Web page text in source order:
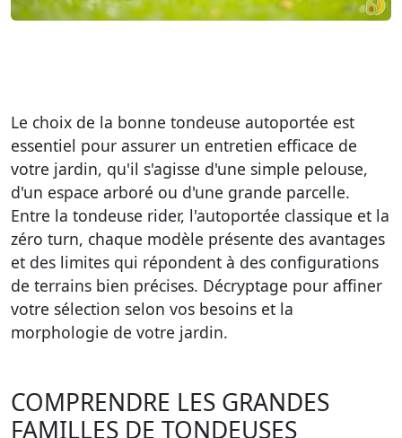
Le choix de la bonne tondeuse autoportée est
essentiel pour assurer un entretien efficace de
votre jardin, qu'il s'agisse d'une simple pelouse,
d'un espace arboré ou d'une grande parcelle.
Entre la tondeuse rider, l'autoportée classique et la
zéro turn, chaque modèle présente des avantages
et des limites qui répondent à des configurations
de terrains bien précises. Décryptage pour affiner
votre sélection selon vos besoins et la
morphologie de votre jardin.
COMPRENDRE LES GRANDES
FAMILLES DE TONDEUSES